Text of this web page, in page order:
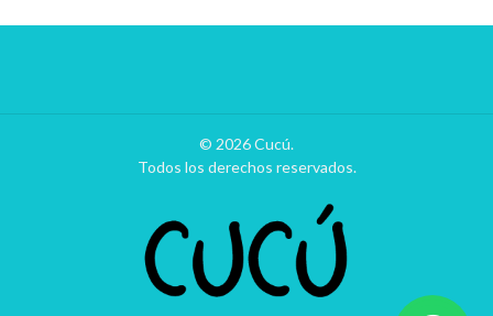
© 2026 Cucú.
Todos los derechos reservados.